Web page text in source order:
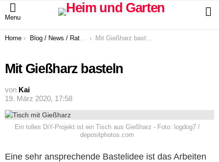
Menu
You are here:
Home Blog / News / Ratgeber Mit Gießharz basteln
Mit Gießharz basteln
von Kai
19. März 2020, 17:58
Ein tolles DiY-Projekt ist ein Tisch aus Gießharz - Foto: logdog7 /
depositphotos.com
Eine sehr ansprechende Bastelidee ist das Arbeiten